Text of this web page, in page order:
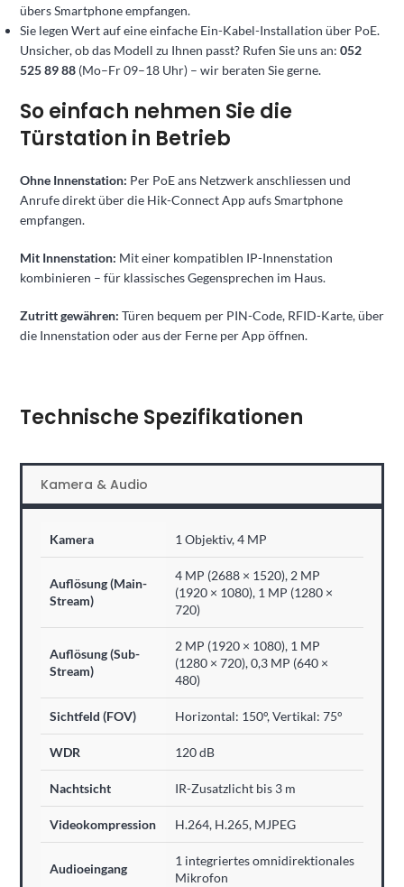
übers Smartphone empfangen.
Sie legen Wert auf eine einfache Ein-Kabel-Installation über PoE.
Unsicher, ob das Modell zu Ihnen passt? Rufen Sie uns an: 052
525 89 88 (Mo–Fr 09–18 Uhr) – wir beraten Sie gerne.
So einfach nehmen Sie die
Türstation in Betrieb
Ohne Innenstation: Per PoE ans Netzwerk anschliessen und
Anrufe direkt über die Hik-Connect App aufs Smartphone
empfangen.
Mit Innenstation: Mit einer kompatiblen IP-Innenstation
kombinieren – für klassisches Gegensprechen im Haus.
Zutritt gewähren: Türen bequem per PIN-Code, RFID-Karte, über
die Innenstation oder aus der Ferne per App öffnen.
Technische Spezifikationen
Kamera & Audio
Kamera 1 Objektiv, 4 MP
Auflösung (Main-
Stream)
4 MP (2688 × 1520), 2 MP
(1920 × 1080), 1 MP (1280 ×
720)
Auflösung (Sub-
Stream)
2 MP (1920 × 1080), 1 MP
(1280 × 720), 0,3 MP (640 ×
480)
Sichtfeld (FOV) Horizontal: 150°, Vertikal: 75°
WDR 120 dB
Nachtsicht IR-Zusatzlicht bis 3 m
Videokompression H.264, H.265, MJPEG
Audioeingang
1 integriertes omnidirektionales
Mikrofon